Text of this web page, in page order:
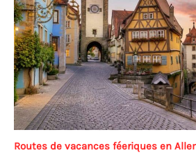
Routes de vacances féeriques en